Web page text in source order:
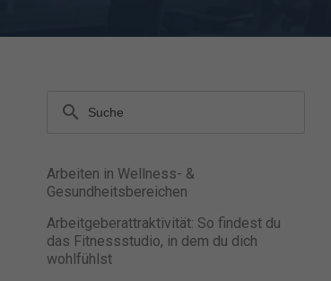
search
Arbeiten in Wellness- &
Gesundheitsbereichen
Arbeitgeberattraktivität: So findest du
das Fitnessstudio, in dem du dich
wohlfühlst